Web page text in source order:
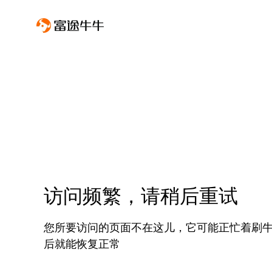
访问频繁，请稍后重试
您所要访问的页面不在这儿，它可能正忙着刷
后就能恢复正常